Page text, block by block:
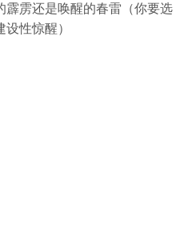
霹雳还是唤醒的春雷（你要选
性惊醒）